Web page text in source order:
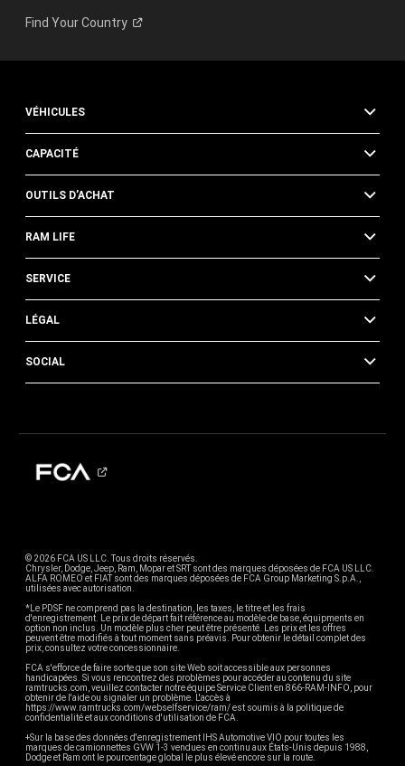
Find YourCountry
VÉHICULES
CAPACITÉ
OUTILS D’ACHAT
RAM LIFE
SERVICE
LÉGAL
SOCIAL
© 2026 FCA US LLC. Tous droits réservés.
Chrysler, Dodge, Jeep, Ram, Mopar et SRT sont des marques déposées de FCA US LLC.
ALFA ROMEO et FIAT sont des marques déposées de FCA Group Marketing S.p.A.,
utilisées avec autorisation.
*Le PDSF ne comprend pas la destination, les taxes, le titre et les frais
d'enregistrement. Le prix de départ fait référence au modèle de base, équipments en
option non inclus. Un modèle plus cher peut être présenté. Les prix et les offres
peuvent être modifiés à tout moment sans préavis. Pour obtenir le détail complet des
prix, consultez votre concessionnaire.
FCA s'efforce de faire sorte que son site Web soit accessible aux personnes
handicapées. Si vous rencontrez des problèmes pour accéder au contenu du site
ramtrucks.com, veuillez contacter notre équipe Service Client en 866-RAM-INFO, pour
obtenir de l'aide ou signaler un problème. L'accès à
https://www.ramtrucks.com/webselfservice/ram/ est soumis à la politique de
confidentialité et aux conditions d'utilisation de FCA.
+Sur la base des données d'enregistrement IHS Automotive VIO pour toutes les
marques de camionnettes GVW 1-3 vendues en continu aux États-Unis depuis 1988,
Dodge et Ram ont le pourcentage global le plus élevé encore sur la route.